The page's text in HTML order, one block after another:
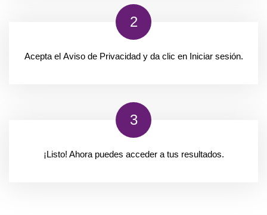
2
Acepta el Aviso de Privacidady da clic en Iniciar sesión.
3
¡Listo! Ahora puedes acceder a tus resultados.